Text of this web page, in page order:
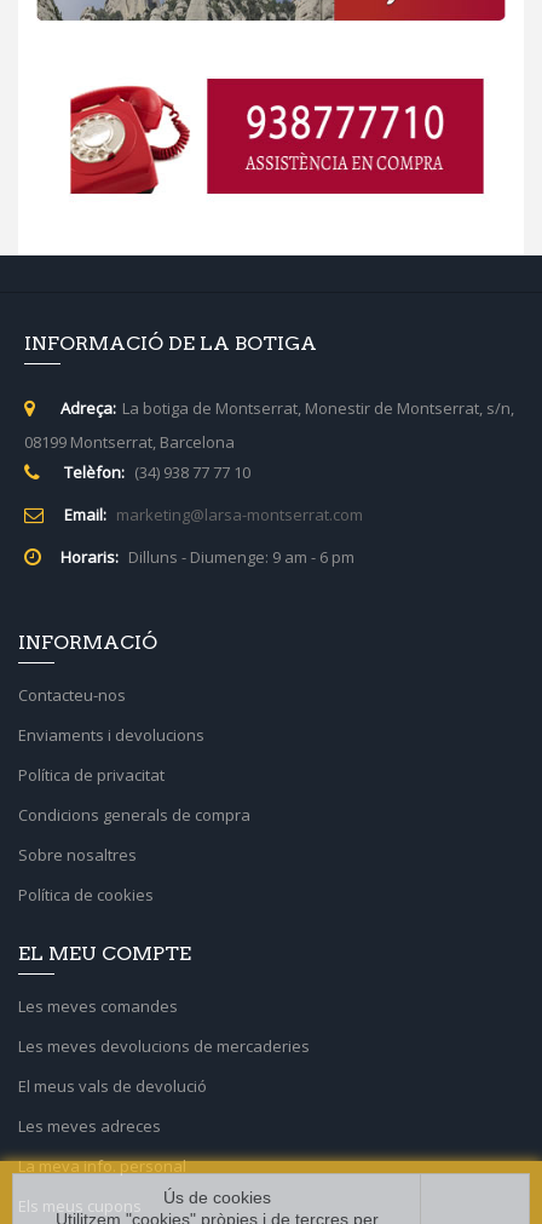
INFORMACIÓ DE LA BOTIGA
Adreça: La botiga de Montserrat, Monestir de Montserrat, s/n,
08199 Montserrat, Barcelona
Telèfon: (34) 938 77 77 10
Email: marketing@larsa-montserrat.com
Horaris: Dilluns - Diumenge: 9 am - 6 pm
INFORMACIÓ
Contacteu-nos
Enviaments i devolucions
Política de privacitat
Condicions generals de compra
Sobre nosaltres
Política de cookies
EL MEU COMPTE
Les meves comandes
Les meves devolucions de mercaderies
El meus vals de devolució
Les meves adreces
La meva info. personal
Els meus cupons
Ús de cookies
Utilitzem "cookies" pròpies i de tercres per